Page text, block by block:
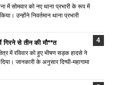
में सोमवार को नए थाना प्रभारी के रूप में
उन्होंने निवर्तमान थाना प्रभारी
से तीन की मौ**त
में रविवार को हुए भीषण सड़क हादसे ने
जानकारी के अनुसार दिग्घी-महागामा